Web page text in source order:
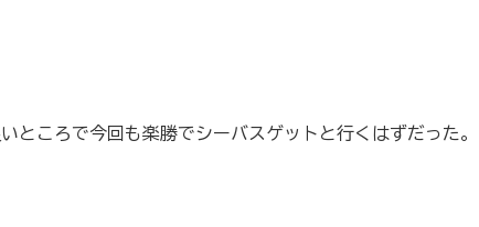
ところで今回も楽勝でシーバスゲットと行くはずだった。